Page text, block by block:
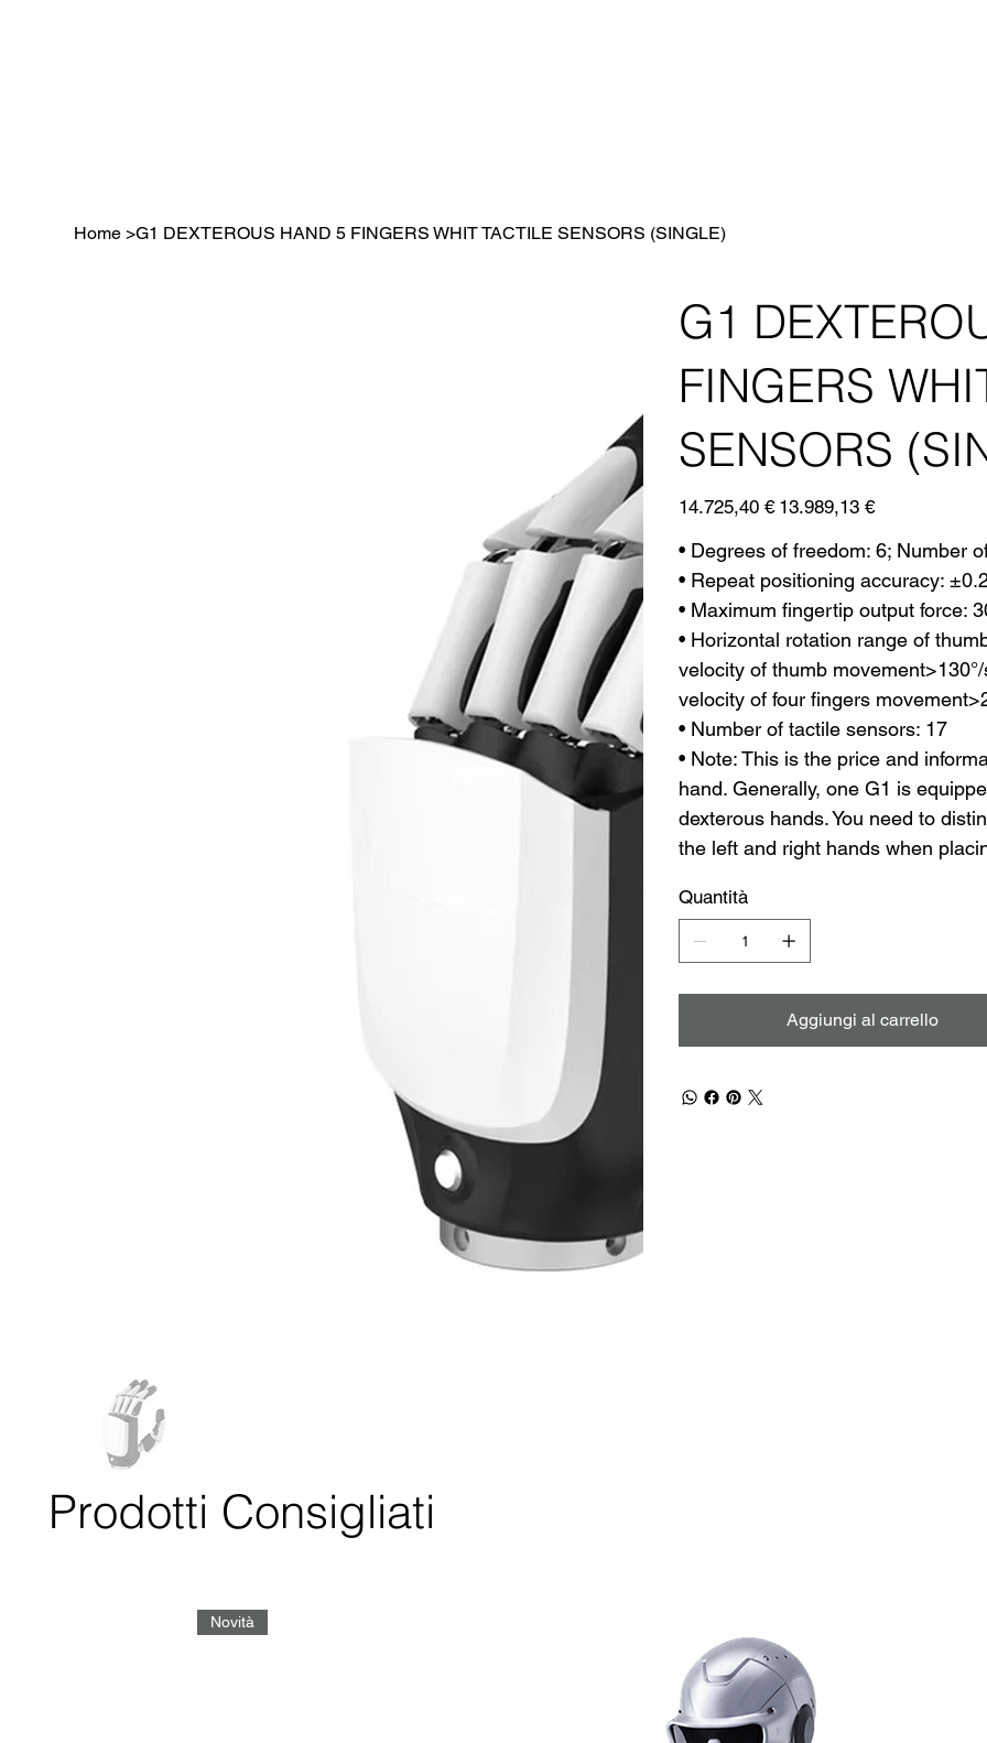
Home >G1 DEXTEROUS HAND 5 FINGERS WHIT TACTILE SENSORS (SINGLE)
G1
FINGERS
SENSORS
Prezzo
originale
14.725,40 € Prezzo
scontato
13.989,13 €
• Degrees of freedom: 6; Number
• Repeat positioning accuracy:
• Maximum fingertip output force:
• Horizontal rotation range of
velocity of thumb
velocity of four fingers
• Number of tactile sensors: 17
• Note: This is the price and
hand. Generally, one G1 is
dexterous hands. You need to
the left and right hands when
Quantità
Aggiungi al carrello
Prodotti Consigliati
Novità